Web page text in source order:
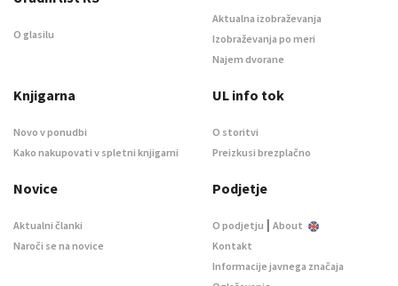
O glasilu
Aktualna izobraževanja
Izobraževanja po meri
Najem dvorane
Knjigarna
Novo v ponudbi
Kako nakupovati v spletni knjigarni
UL info tok
O storitvi
Preizkusi brezplačno
Novice
Aktualni članki
Naroči se na novice
Podjetje
O podjetju | About
Kontakt
Informacije javnega značaja